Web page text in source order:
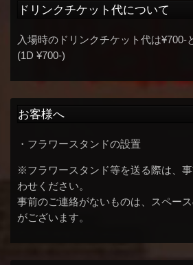
ドリンクチケット代について
入場時のドリンクチケット代は¥700-
(1D ¥700-)
お客様へ
・フラワースタンドの設置
※フラワースタンド等を送る際は、
わせください。
事前のご連絡がないものは、スペー
がございます。